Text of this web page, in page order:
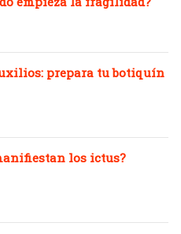
prepara tu botiquín
los ictus?